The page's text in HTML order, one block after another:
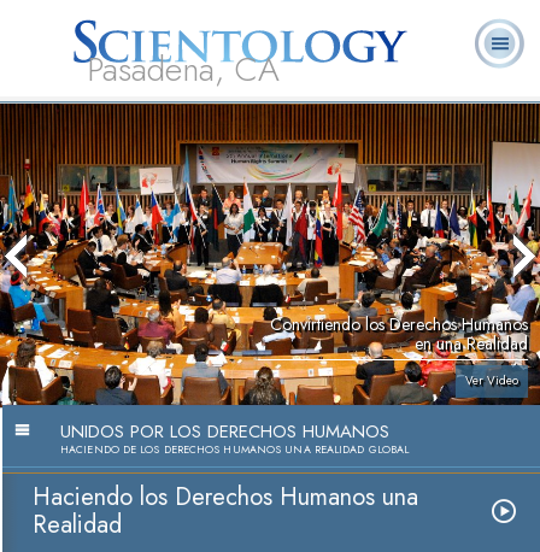
Pasadena, CA
Acerca de
L. Ronald
¿Qué es
Scientology?
Ministros
Preguntas
Frecuentes
Libros
Convirtiendo los Derechos Humanos
en una Realidad
Ver Video
UNIDOS POR LOS DERECHOS HUMANOS
HACIENDO DE LOS DERECHOS HUMANOS UNA REALIDAD GLOBAL
Haciendo los Derechos Humanos una
Realidad